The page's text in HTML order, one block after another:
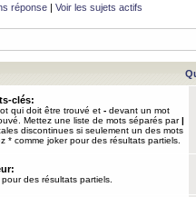
réponse | Voir les sujets actifs
clés:
qui doit être trouvé et - devant un mot
Mettez une liste de mots séparés par|
discontinues si seulement un des mots
* comme joker pour des résultats partiels.
des résultats partiels.